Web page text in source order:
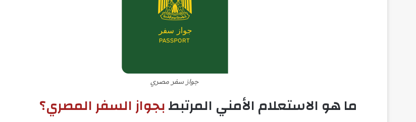
جواز سفر مصري
ما هو الاستعلام الأمني المرتبطبجواز السفر المصري؟